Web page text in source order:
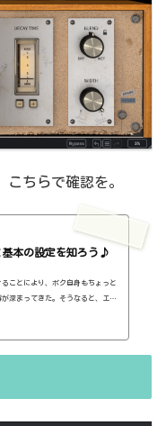
ちらで確認を。
基本の設定を知ろう♪
ことにより、ボク自身もちょっと
深まってきた。そうなると、エフ
回書くのも、それはそれで面倒く